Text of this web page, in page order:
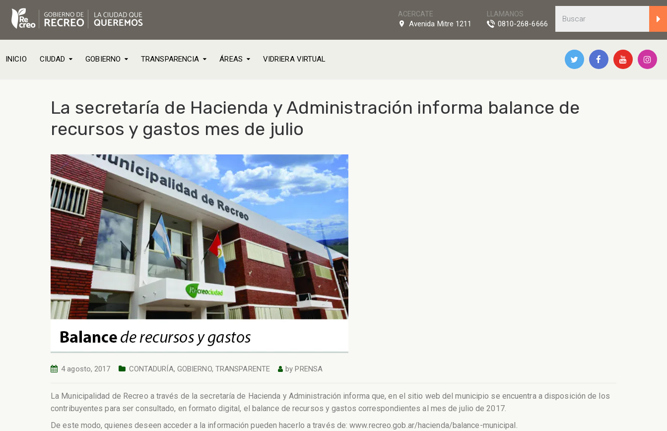
LLAMANOS
0810-268-6666
ACERCATE
Avenida Mitre 1211
INICIO CIUDAD GOBIERNO TRANSPARENCIA ÁREAS VIDRIERA VIRTUAL
La secretaría de Hacienda y Administración informa balance de
recursos y gastos mes de julio
4 agosto, 2017 CONTADURÍA, GOBIERNO, TRANSPARENTE byPRENSA
La Municipalidad de Recreo a través de la secretaría de Hacienda y Administración informa que, en el sitio web del municipio se encuentra a disposición de los
contribuyentes para ser consultado, en formato digital, el balance de recursos y gastos correspondientes al mes de julio de 2017.
De este modo, quienes deseen acceder a la información pueden hacerlo a través de: www.recreo.gob.ar/hacienda/balance-municipal.